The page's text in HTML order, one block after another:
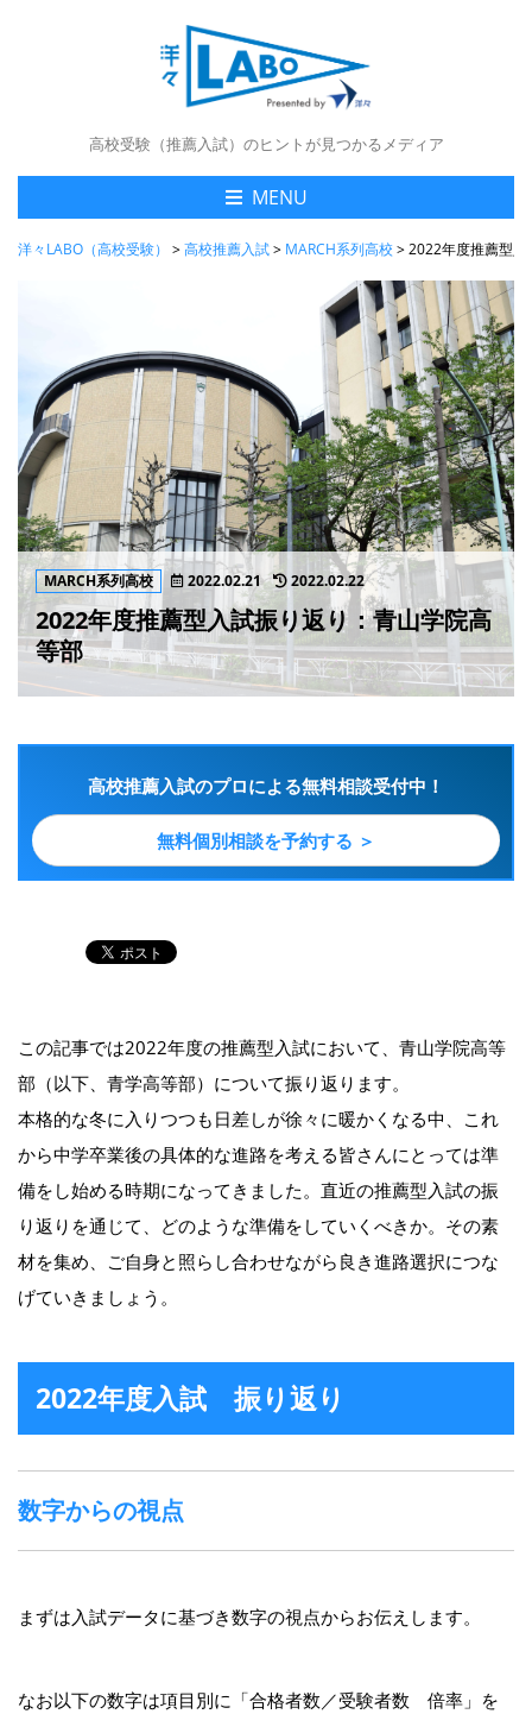
高校受験（推薦入試）のヒントが見つかるメディア
MENU
洋々LABO（高校受験） >高校推薦入試> MARCH系列高校>2022年度推薦型
MARCH系列高校 2022.02.21 2022.02.22
2022年度推薦型入試振り返り：青山学院高
等部
高校推薦入試のプロによる無料相談受付中！
無料個別相談を予約する ＞
この記事では2022年度の推薦型入試において、青山学院高等
部（以下、青学高等部）について振り返ります。
本格的な冬に入りつつも日差しが徐々に暖かくなる中、これ
から中学卒業後の具体的な進路を考える皆さんにとっては準
備をし始める時期になってきました。直近の推薦型入試の振
り返りを通じて、どのような準備をしていくべきか。その素
材を集め、ご自身と照らし合わせながら良き進路選択につな
げていきましょう。
2022年度入試 振り返り
数字からの視点
まずは入試データに基づき数字の視点からお伝えします。
なお以下の数字は項目別に「合格者数／受験者数 倍率」を